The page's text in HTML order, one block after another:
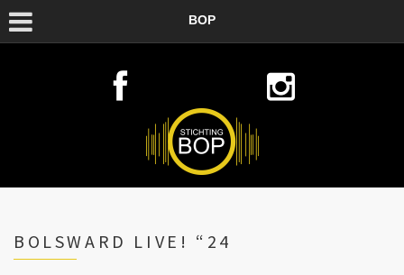
BOP
BOLSWARD LIVE! “24